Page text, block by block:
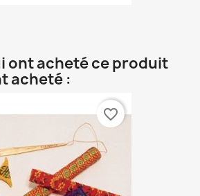
ont acheté ce produit
acheté :
favorite_border